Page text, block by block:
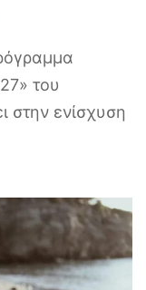
του
στην ενίσχυση